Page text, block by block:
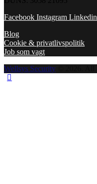
Facebook Instagram Linkedin
Blog
Cookie & privatlivspolitik
Job som vagt
Wellsys Security